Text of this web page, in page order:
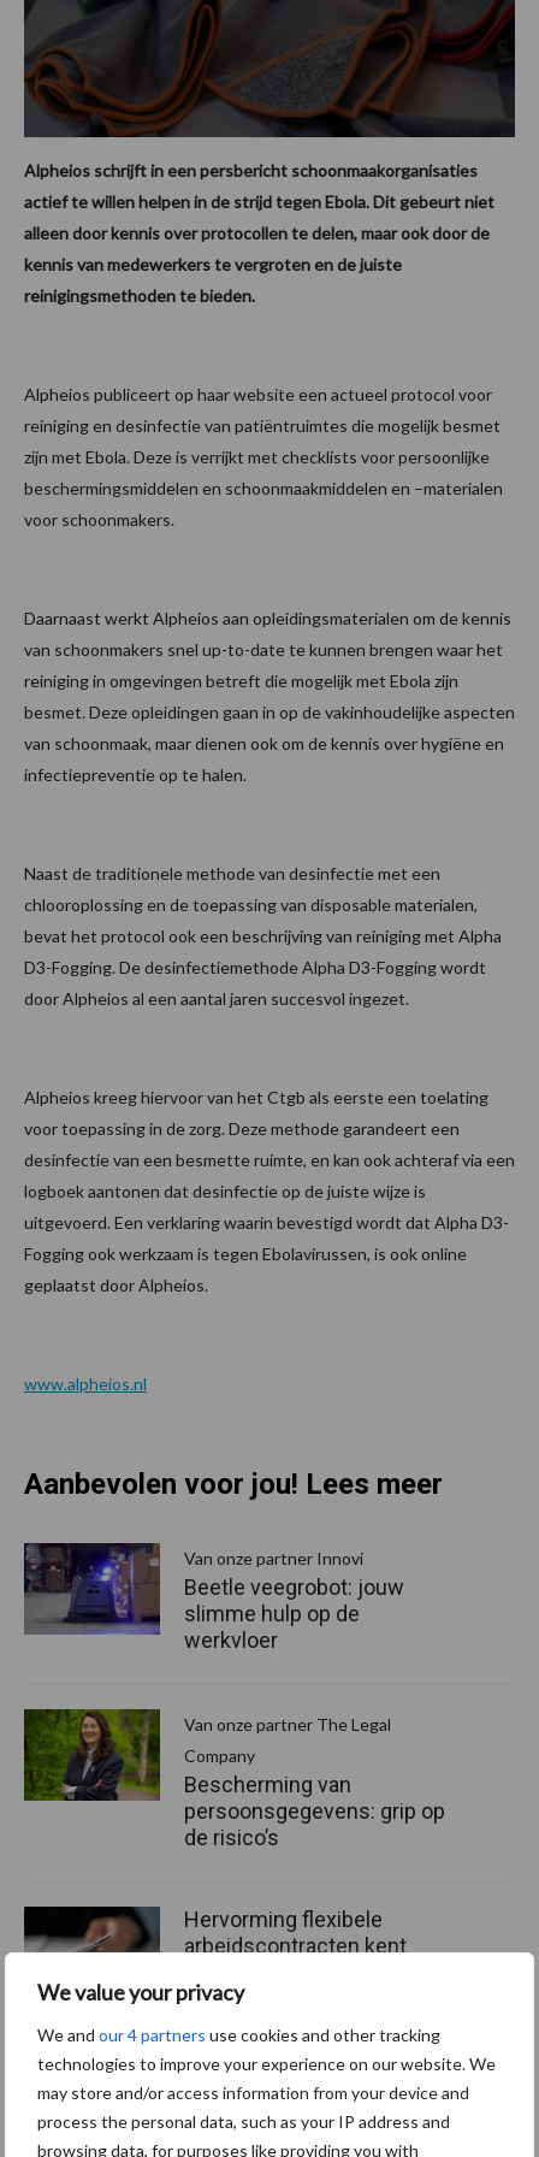
We value your privacy
We and our 4 partners use cookies and other tracking
technologies to improve your experience on our website. We
may store and/or access information from your device and
process the personal data, such as your IP address and
browsing data, for purposes like providing you with
Alpheios schrijft in een persbericht schoonmaakorganisaties
actief te willen helpen in de strijd tegen Ebola. Dit gebeurt niet
alleen door kennis over protocollen te delen, maar ook door de
kennis van medewerkers te vergroten en de juiste
reinigingsmethoden te bieden.
Alpheios publiceert op haar website een actueel protocol voor
reiniging en desinfectie van patiëntruimtes die mogelijk besmet
zijn met Ebola. Deze is verrijkt met checklists voor persoonlijke
beschermingsmiddelen en schoonmaakmiddelen en –materialen
voor schoonmakers.
Daarnaast werkt Alpheios aan opleidingsmaterialen om de kennis
van schoonmakers snel up-to-date te kunnen brengen waar het
reiniging in omgevingen betreft die mogelijk met Ebola zijn
besmet. Deze opleidingen gaan in op de vakinhoudelijke aspecten
van schoonmaak, maar dienen ook om de kennis over hygiëne en
infectiepreventie op te halen.
Naast de traditionele methode van desinfectie met een
chlooroplossing en de toepassing van disposable materialen,
bevat het protocol ook een beschrijving van reiniging met Alpha
D3-Fogging. De desinfectiemethode Alpha D3-Fogging wordt
door Alpheios al een aantal jaren succesvol ingezet.
Alpheios kreeg hiervoor van het Ctgb als eerste een toelating
voor toepassing in de zorg. Deze methode garandeert een
desinfectie van een besmette ruimte, en kan ook achteraf via een
logboek aantonen dat desinfectie op de juiste wijze is
uitgevoerd. Een verklaring waarin bevestigd wordt dat Alpha D3-
Fogging ook werkzaam is tegen Ebolavirussen, is ook online
geplaatst door Alpheios.
www.alpheios.nl
Aanbevolen voor jou! Lees meer
Van onze partner Innovi
Beetle veegrobot: jouw
slimme hulp op de
werkvloer
Van onze partner The Legal
Company
Bescherming van
persoonsgegevens: grip op
de risico’s
Hervorming flexibele
arbeidscontracten kent
Thema's Vakpartners